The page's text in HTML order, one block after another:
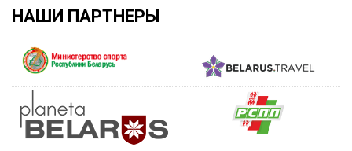
НАШИ ПАРТНЕРЫ